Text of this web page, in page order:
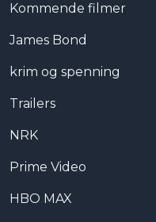
Kommende filmer
James Bond
krim og spenning
Trailers
NRK
Prime Video
HBO MAX